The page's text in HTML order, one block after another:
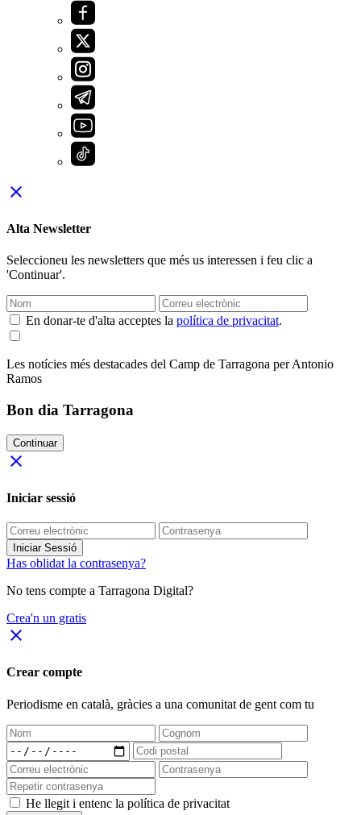
close
Alta Newsletter
Seleccioneu les newsletters que més us interessen i feu clic a
'Continuar'.
En donar-te d'alta acceptes la política de privacitat.
Les notícies més destacades del Camp de Tarragona per Antonio
Ramos
Bon dia Tarragona
Continuar
close
Iniciar sessió
Iniciar Sessió
Has oblidat la contrasenya?
No tens compte a Tarragona Digital?
Crea'n un gratis
close
Crear compte
Periodisme en català, gràcies a una comunitat de gent com tu
He llegit i entenc la política de privacitat